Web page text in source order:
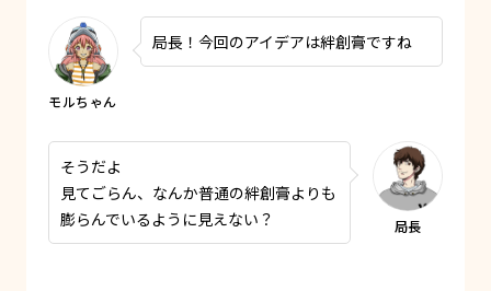
局長！今回のアイデアは絆創膏ですね
そうだよ
見てごらん、なんか普通の絆創膏よりも
膨らんでいるように見えない？